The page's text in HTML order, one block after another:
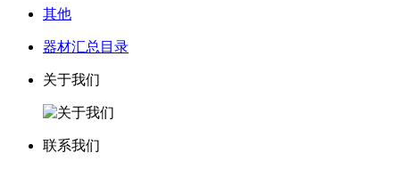
其他
器材汇总目录
关于我们
联系我们